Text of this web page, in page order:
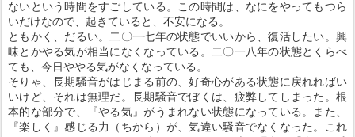
ないという時間をすごしている。この時間は、なにをやってもつら
いだけなので、起きていると、不安になる。
ともかく、だるい。二〇一七年の状態でいいから、復活したい。興
味とかやる気が相当になくなっている。二〇一八年の状態とくらべ
ても、今日ややる気がなくなっている。
そりゃ、長期騒音がはじまる前の、好奇心がある状態に戻れればい
いけど、それは無理だ。長期騒音でぼくは、疲弊してしまった。根
本的な部分で、『やる気』がうまれない状態になっている。また、
『楽しく』感じる力（ちから）が、気違い騒音でなくなった。これ